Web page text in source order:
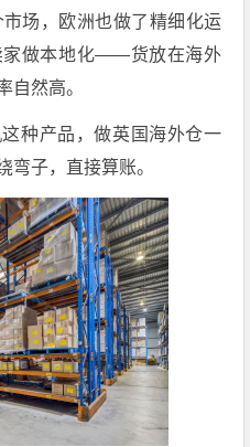
场，欧洲也做了精细化运
家做本地化——货放在海外
自然高。
种产品，做英国海外仓一
弯子，直接算账。